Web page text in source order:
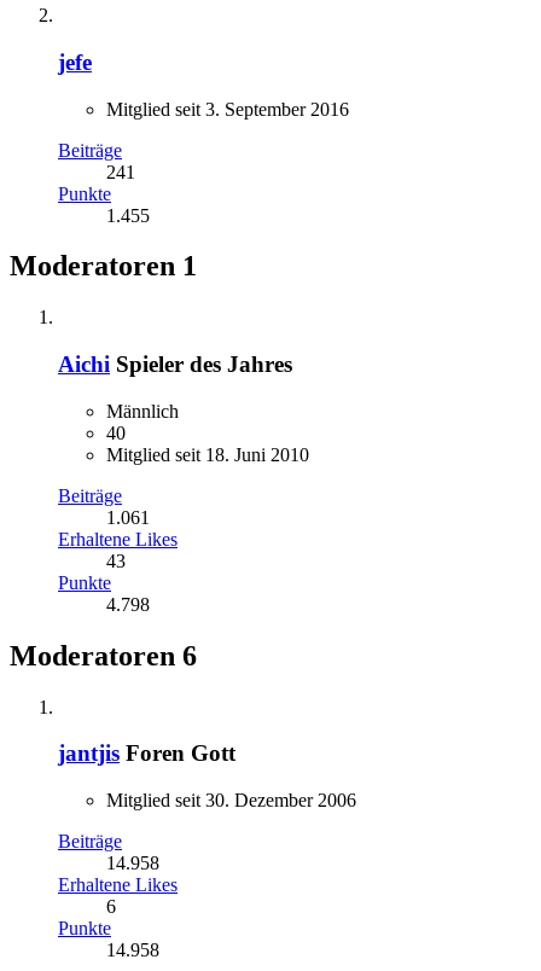
jefe
Mitglied seit 3. September 2016
Beiträge
241
Punkte
1.455
Moderatoren 1
Aichi Spieler des Jahres
Männlich
40
Mitglied seit 18. Juni 2010
Beiträge
1.061
Erhaltene Likes
43
Punkte
4.798
Moderatoren 6
jantjis Foren Gott
Mitglied seit 30. Dezember 2006
Beiträge
14.958
Erhaltene Likes
6
Punkte
14.958